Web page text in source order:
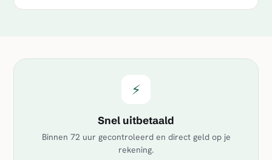
⚡
Snel uitbetaald
Binnen 72 uur gecontroleerd en direct geld op je
rekening.